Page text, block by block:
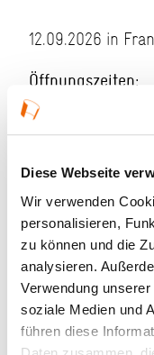
Diese Webseite
Wir verwenden
personalisieren,
zu können und die
analysieren.
Verwendung
soziale Medien und
führen diese
12.09.2026 in
Öffnungszeiten:
Führungen um
Diwi Dreysse
Kosten und
Ort und